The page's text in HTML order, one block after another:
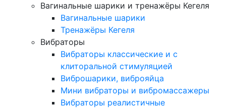
Вагинальные шарики и тренажёры Кегеля
Вагинальные шарики
Тренажёры Кегеля
Вибраторы
Вибраторы классические и с
клиторальной стимуляцией
Виброшарики, виброяйца
Мини вибраторы и вибромассажеры
Вибраторы реалистичные